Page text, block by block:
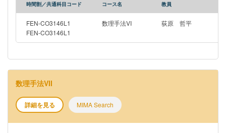
時間割／共通科目コード コース名 教員
FEN-CO3146L1
FEN-CO3146L1
数理手法VI 荻原 哲平
数理手法VII
詳細を見る MIMA Search